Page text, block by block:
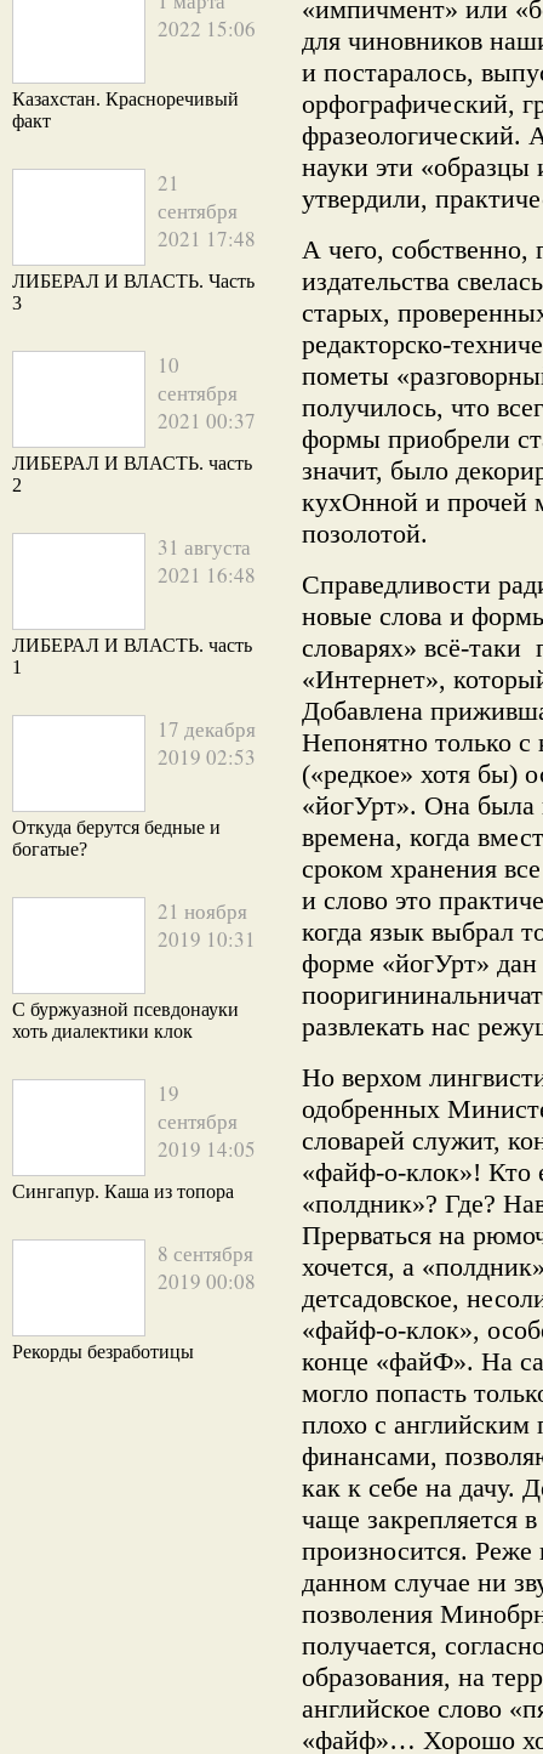
2022 15:06
Казахстан. Красноречивый
факт
21
сентября
2021 17:48
ЛИБЕРАЛ И ВЛАСТЬ. Часть
3
10
сентября
2021 00:37
ЛИБЕРАЛ И ВЛАСТЬ. часть
2
31 августа
2021 16:48
ЛИБЕРАЛ И ВЛАСТЬ. часть
1
17 декабря
2019 02:53
Откуда берутся бедные и
богатые?
21 ноября
2019 10:31
С буржуазной псевдонауки
хоть диалектики клок
19
сентября
2019 14:05
Сингапур. Каша из топора
8 сентября
2019 00:08
Рекорды безработицы
«импичмент» или
для чиновников
и постаралось,
орфографический,
фразеологический.
науки эти
утвердили,
А чего, собственно,
издательства
старых,
редакторско-
пометы
получилось, что
формы приобрели
значит, было
кухОнной и прочей
позолотой.
Справедливости
новые слова и
словарях» всё-таки
«Интернет»,
Добавлена
Непонятно только с
(«редкое» хотя бы)
«йогУрт». Она была
времена, когда
сроком хранения
и слово это
когда язык выбрал
форме «йогУрт»
развлекать нас
Но верхом
одобренных
словарей служит,
«файф-о-клок»! Кто
«полдник»? Где?
Прерваться на
хочется, а
детсадовское,
«файф-о-клок»,
конце «файФ». На
могло попасть
плохо с
финансами,
как к себе на дачу.
чаще закрепляется
произносится. Реже
данном случае ни
позволения
получается,
образования, на
английское слово
«файф»… Хорошо